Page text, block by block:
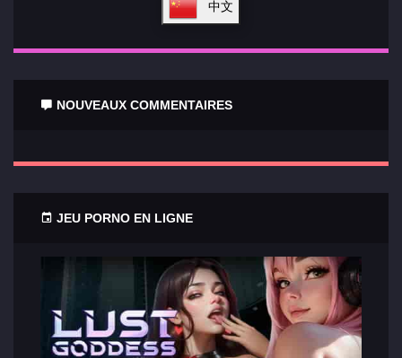
中文
NOUVEAUX COMMENTAIRES
JEU PORNO EN LIGNE